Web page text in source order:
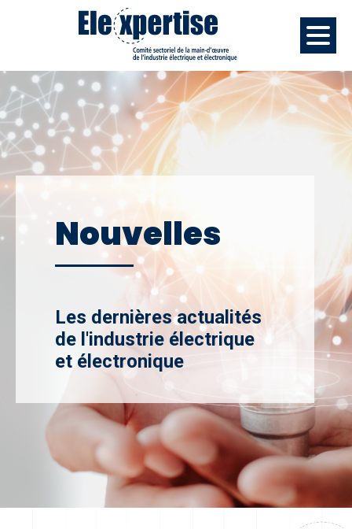
Nouvelles
Les dernières actualités
de l'industrie électrique
et électronique